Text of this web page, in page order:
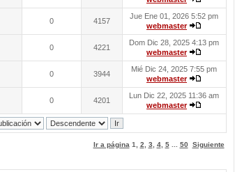
0 4157
Jue Ene 01, 2026 5:52 pm
webmaster
0 4221
Dom Dic 28, 2025 4:13 pm
webmaster
0 3944
Mié Dic 24, 2025 7:55 pm
webmaster
0 4201
Lun Dic 22, 2025 11:36 am
webmaster
Ir a página 1 2 3 4, 5... 50 Siguiente